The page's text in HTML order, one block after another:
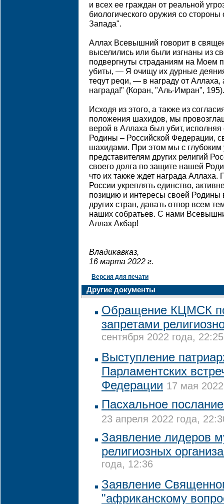
и всех ее граждан от реальной
биологического оружия со
Запада".
Аллах Всевышний говорит в
выселились или были изгнаны из
подвергнуты страданиям на Moем
убиты, — Я очищу их дурные
тeqyт peqи, — в нaгpaдy oт
нaгpaдa!" (Коран, "Аль-Имран", 195).
Исходя из этого, а также из
положения шахидов, мы
верой в Аллаха был убит,
Родины – Российской Федерации,
шахидами. При этом мы с глубоким
представителям других религий
своего долга по защите нашей
что их также ждет награда
России укреплять единство,
позицию и интересы своей
других стран, давать отпор всем
наших собратьев. С нами
Аллах Акбар!
Владикавказ,
16 марта 2022 г.
Версия для печати
Другие документы
Обращение КЦМСК
запретами
сентября 2022 года, 22:25
Выступление
Парламентских
Федерации 17 мая
Пасхальное
23 апреля 2022 года,
Заявление лидеров
религиозных
года, 12:36
Заявление
"африканскому